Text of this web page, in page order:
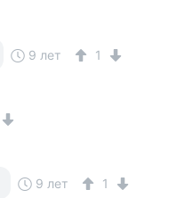
9 лет 1
9 лет 1